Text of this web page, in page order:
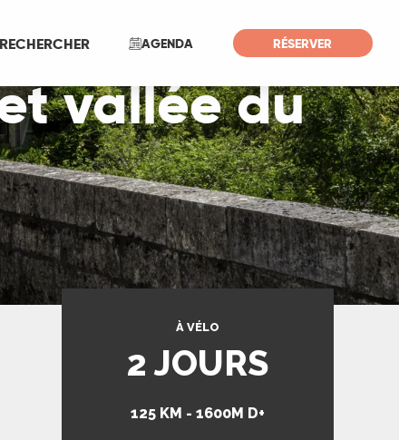
AGENDA RÉSERVER
RECHERCHERRecherche
vallée du
À VÉLO
2 JOURS
125 KM - 1600M D+